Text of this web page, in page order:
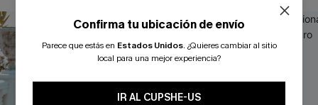
Confirma tu ubicación de envío
Parece que estás en Estados Unidos. ¿Quieres cambiar al sitio
local para una mejor experiencia?
IR AL CUPSHE-US